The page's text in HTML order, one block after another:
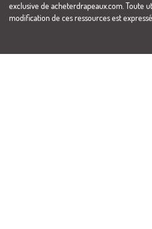
exclusive de acheterdrapeaux.com. Toute
modification de ces ressources est